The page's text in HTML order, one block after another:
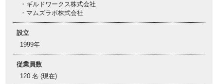
・ギルドワークス株式会社
・マムズラボ株式会社
設立
1999年
従業員数
120 名 (現在)